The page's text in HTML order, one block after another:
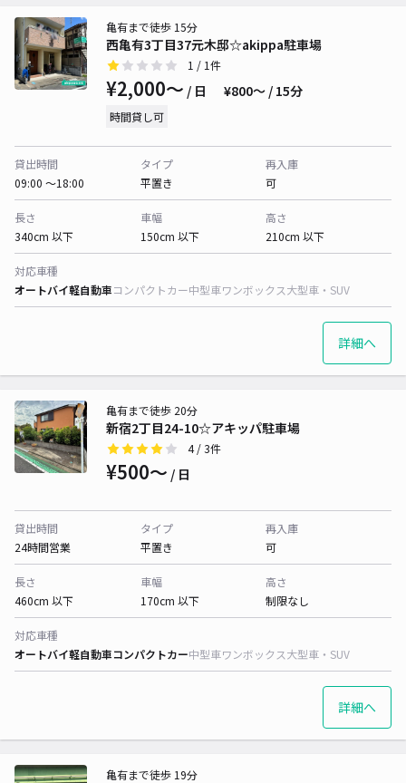
西亀有3丁目37元木邸☆akippa駐車場
亀有まで徒歩 15分
1 / 1件
¥2,000〜 / 日 ¥800〜 / 15分
時間貸し可
貸出時間
09:00 〜18:00
タイプ
平置き
再入庫
可
長さ
340cm 以下
車幅
150cm 以下
高さ
210cm 以下
対応車種
オートバイ軽自動車コンパクトカー中型車ワンボックス大型車・SUV
詳細へ
新宿2丁目24-10☆アキッパ駐車場
亀有まで徒歩 20分
4/ 3件
¥500〜 / 日
貸出時間
24時間営業
タイプ
平置き
再入庫
可
長さ
460cm 以下
車幅
170cm 以下
高さ
制限なし
対応車種
オートバイ軽自動車コンパクトカー中型車ワンボックス大型車・SUV
詳細へ
亀有まで徒歩 19分